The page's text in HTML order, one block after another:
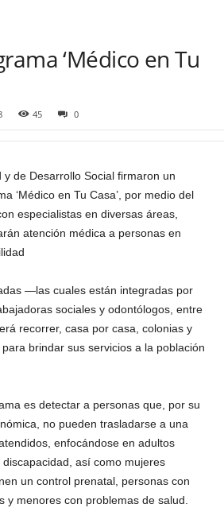
‘Médico en Tu
45 0
de Desarrollo Social firmaron un
‘Médico en Tu Casa’, por medio del
especialistas en diversas áreas,
atención médica a personas en
—las cuales están integradas por
sociales y odontólogos, entre
recorrer, casa por casa, colonias y
brindar sus servicios a la población
es detectar a personas que, por su
no pueden trasladarse a una
enfocándose en adultos
así como mujeres
un control prenatal, personas con
y menores con problemas de salud.